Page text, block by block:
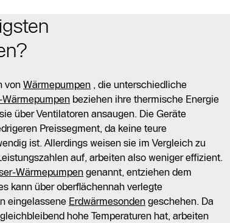
von Wärmepumpen , die unterschiedliche
beziehen ihre thermische Energie
über Ventilatoren ansaugen. Die Geräte
Preissegment, da keine teure
ist. Allerdings weisen sie im Vergleich zu
auf, arbeiten also weniger effizient.
Wärmepumpengenannt, entziehen dem
kann über oberflächennah verlegte
eingelassene Erdwärmesonden geschehen. Da
hohe Temperaturen hat, arbeiten